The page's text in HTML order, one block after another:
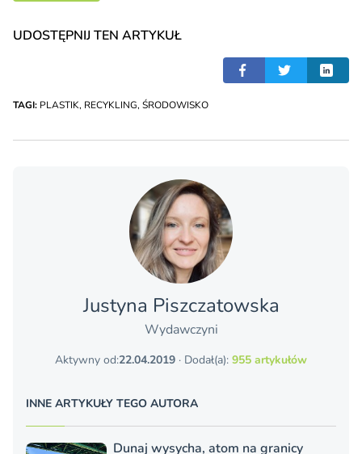
UDOSTĘPNIJ TEN ARTYKUŁ
TAGI: PLASTIK, RECYKLING, ŚRODOWISKO
Justyna Piszczatowska
Wydawczyni
Aktywny od:22.04.2019 · Dodał(a): 955 artykułów
INNE ARTYKUŁY TEGO AUTORA
Dunaj wysycha, atom na granicy